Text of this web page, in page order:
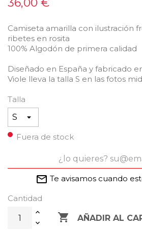
36,00 €
Camiseta amarilla con ilustración
ribetes en rosita
100% Algodón de primera calidad
Diseñado en España y fabricado
Viole lleva la talla S en las fotos
Talla
Fuera de stock
mail_outline Te avisamos cuando
Cantidad
 AÑADIR AL